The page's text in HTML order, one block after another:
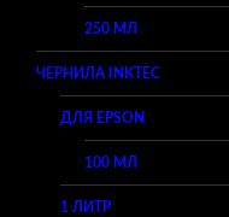
250 МЛ
ЧЕРНИЛА INKTEC
ДЛЯ EPSON
100 МЛ
1 ЛИТР